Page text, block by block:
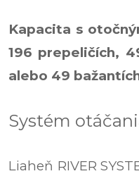
Kapacita s
196 prepeličích,
alebo 49
Systém
Liaheň RIVER